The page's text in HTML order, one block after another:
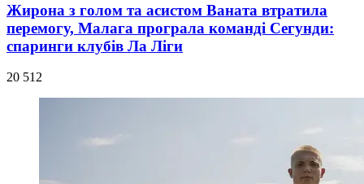
Жирона з голом та асистом Ваната втратила
перемогу, Малага програла команді Сегунди:
спаринги клубів Ла Ліги
20 512